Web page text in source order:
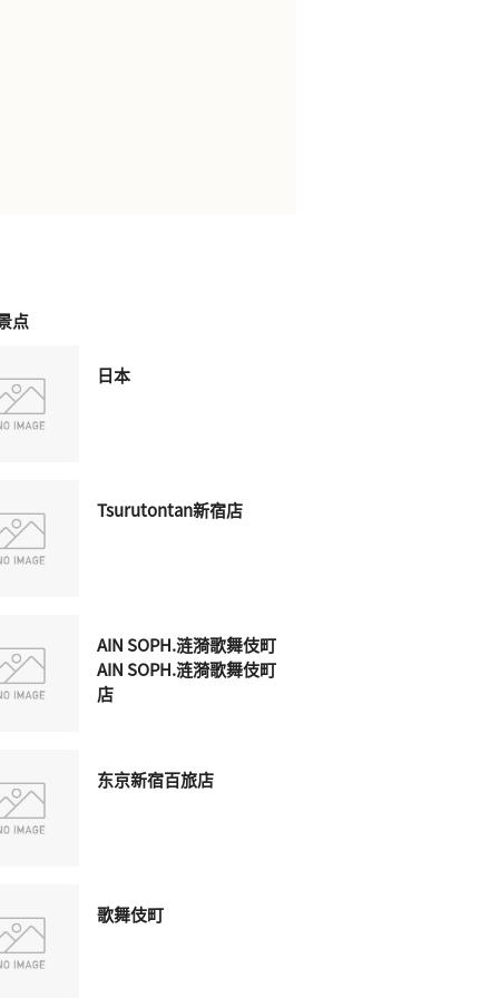
点
日本
Tsurutontan新宿店
AIN SOPH.涟漪歌舞伎町
AIN SOPH.涟漪歌舞伎町
店
东京新宿百旅店
歌舞伎町